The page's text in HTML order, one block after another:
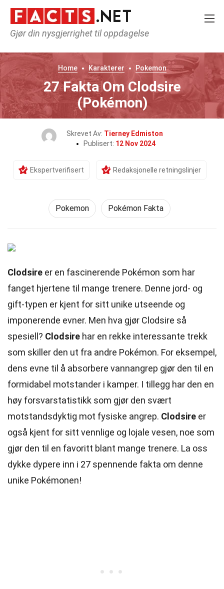
Gjør din nysgjerrighet til oppdagelse
Home Karakterer Pokemon
27 Fakta Om Clodsire
(Pokémon)
Skrevet Av: Tierney Edmiston
Publisert: 12 Nov 2024
Ekspertverifisert Redaksjonelle retningslinjer
Pokemon Pokémon Fakta
Clodsire er en fascinerende Pokémon som har
fanget hjertene til mange trenere. Denne jord- og
gift-typen er kjent for sitt unike utseende og
imponerende evner. Men hva gjør Clodsire så
spesiell? Clodsire har en rekke interessante trekk
som skiller den ut fra andre Pokémon. For eksempel,
dens evne til å absorbere vannangrep gjør den til en
formidabel motstander i kamper. I tillegg har den en
høy forsvarstatistikk som gjør den svært
motstandsdyktig mot fysiske angrep. Clodsire er
også kjent for sitt vennlige og lojale vesen, noe som
gjør den til en favoritt blant mange trenere. La oss
dykke dypere inn i 27 spennende fakta om denne
unike Pokémonen!